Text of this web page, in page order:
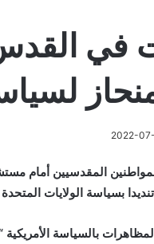
في
2022-
المقدسيين أمام
بسياسة الولايات المتحدة
بالسياسة